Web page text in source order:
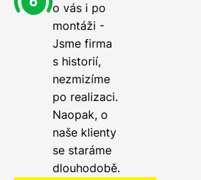
o vás i po
montáži -
Jsme firma
s historií,
nezmizíme
po realizaci.
Naopak, o
naše klienty
se staráme
dlouhodobě.